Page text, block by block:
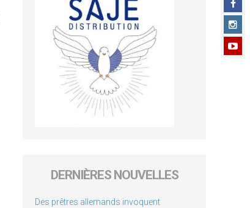
DERNIÈRES NOUVELLES
Des prêtres allemands invoquent